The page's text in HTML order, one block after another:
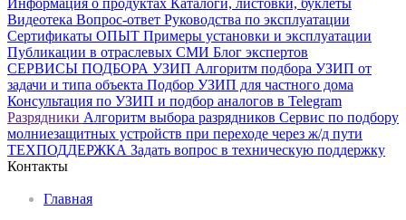
Информация о продуктах Каталоги, листовки, буклеты
Видеотека Вопрос-ответ Руководства по эксплуатации
Сертификаты ОПЫТ Примеры установки и эксплуатации
Публикации в отраслевых СМИ Блог экспертов
СЕРВИСЫ ПОДБОРА УЗИП Алгоритм подбора УЗИП от
задачи и типа объекта Подбор УЗИП для частного дома
Консультация по УЗИП и подбор аналогов в Telegram
Разрядники Алгоритм выбора разрядников Сервис по подбору
молниезащитных устройств при переходе через ж/д пути
ТЕХПОДДЕРЖКА Задать вопрос в техническую поддержку
Контакты
Главная